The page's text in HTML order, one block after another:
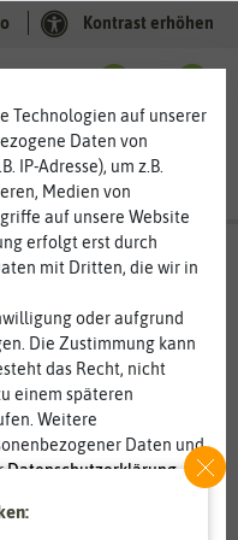
Kontrast erhöhen
Technologien auf unserer
Daten von
IP-Adresse), um z.B.
Medien von
auf unsere Website
erfolgt erst durch
mit Dritten, die wir in
oder aufgrund
Die Zustimmung kann
das Recht, nicht
einem späteren
Weitere
Daten und
Daten­schutz­erklärung.